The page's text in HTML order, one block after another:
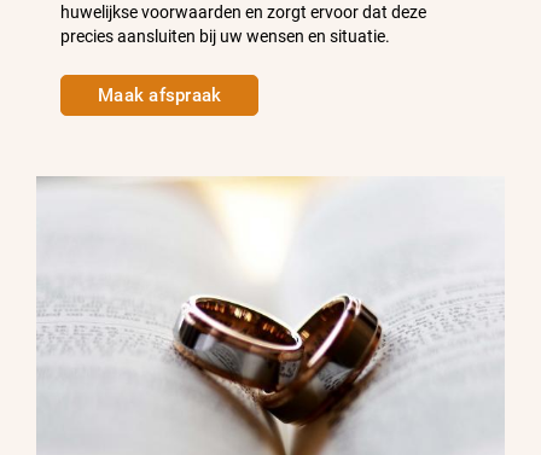
huwelijkse voorwaarden en zorgt ervoor dat deze
precies aansluiten bij uw wensen en situatie.
Maak afspraak